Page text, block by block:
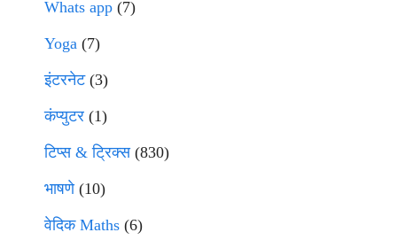
Whats app (7)
Yoga (7)
इंटरनेट(3)
कंप्युटर (1)
टिप्स & ट्रिक्स(830)
भाषणे(10)
वेदिक Maths (6)